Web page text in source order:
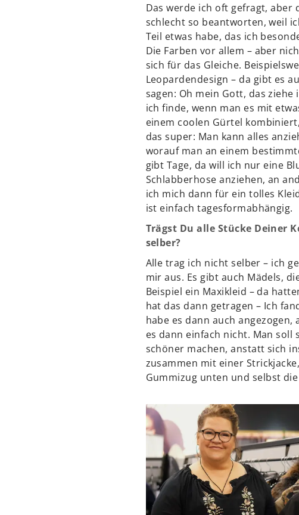
Das werde ich oft gefragt, aber
schlecht so beantworten, weil
Teil etwas habe, das ich
Die Farben vor allem – aber
sich für das Gleiche.
Leopardendesign – da gibt es
sagen: Oh mein Gott, das ziehe
ich finde, wenn man es mit
einem coolen Gürtel
das super: Man kann alles
worauf man an einem
gibt Tage, da will ich nur eine
Schlabberhose anziehen, an
ich mich dann für ein tolles
ist einfach tagesformabhängig.
Trägst Du alle Stücke Deiner
selber?
Alle trag ich nicht selber – ich
mir aus. Es gibt auch Mädels,
Beispiel ein Maxikleid – da
hat das dann getragen – Ich
habe es dann auch
es dann einfach nicht. Man soll
schöner machen, anstatt sich
zusammen mit einer
Gummizug unten und selbst